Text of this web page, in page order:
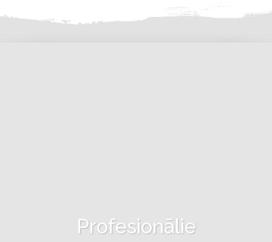
Profesionālie